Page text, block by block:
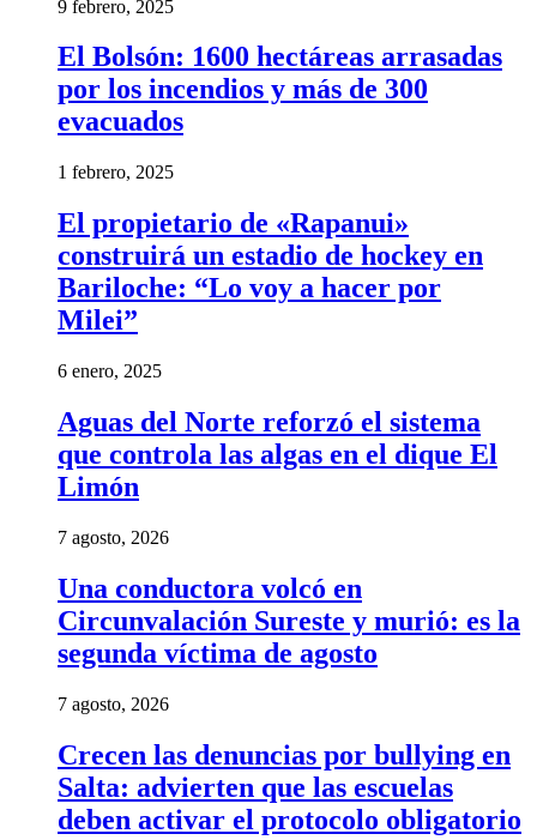
9 febrero, 2025
El Bolsón: 1600 hectáreas arrasadas
por los incendios y más de 300
evacuados
1 febrero, 2025
El propietario de «Rapanui»
construirá un estadio de hockey en
Bariloche: “Lo voy a hacer por
Milei”
6 enero, 2025
Aguas del Norte reforzó el sistema
que controla las algas en el dique El
Limón
7 agosto, 2026
Una conductora volcó en
Circunvalación Sureste y murió: es la
segunda víctima de agosto
7 agosto, 2026
Crecen las denuncias por bullying en
Salta: advierten que las escuelas
deben activar el protocolo obligatorio